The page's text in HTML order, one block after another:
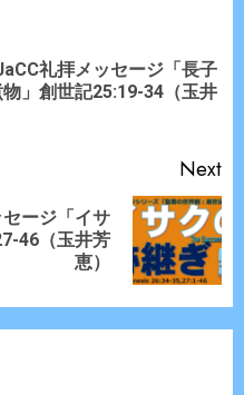
礼拝メッセージ「長子
」創世記25:19-34（玉井
Next
ージ「イサ
46（玉井芳
恵）